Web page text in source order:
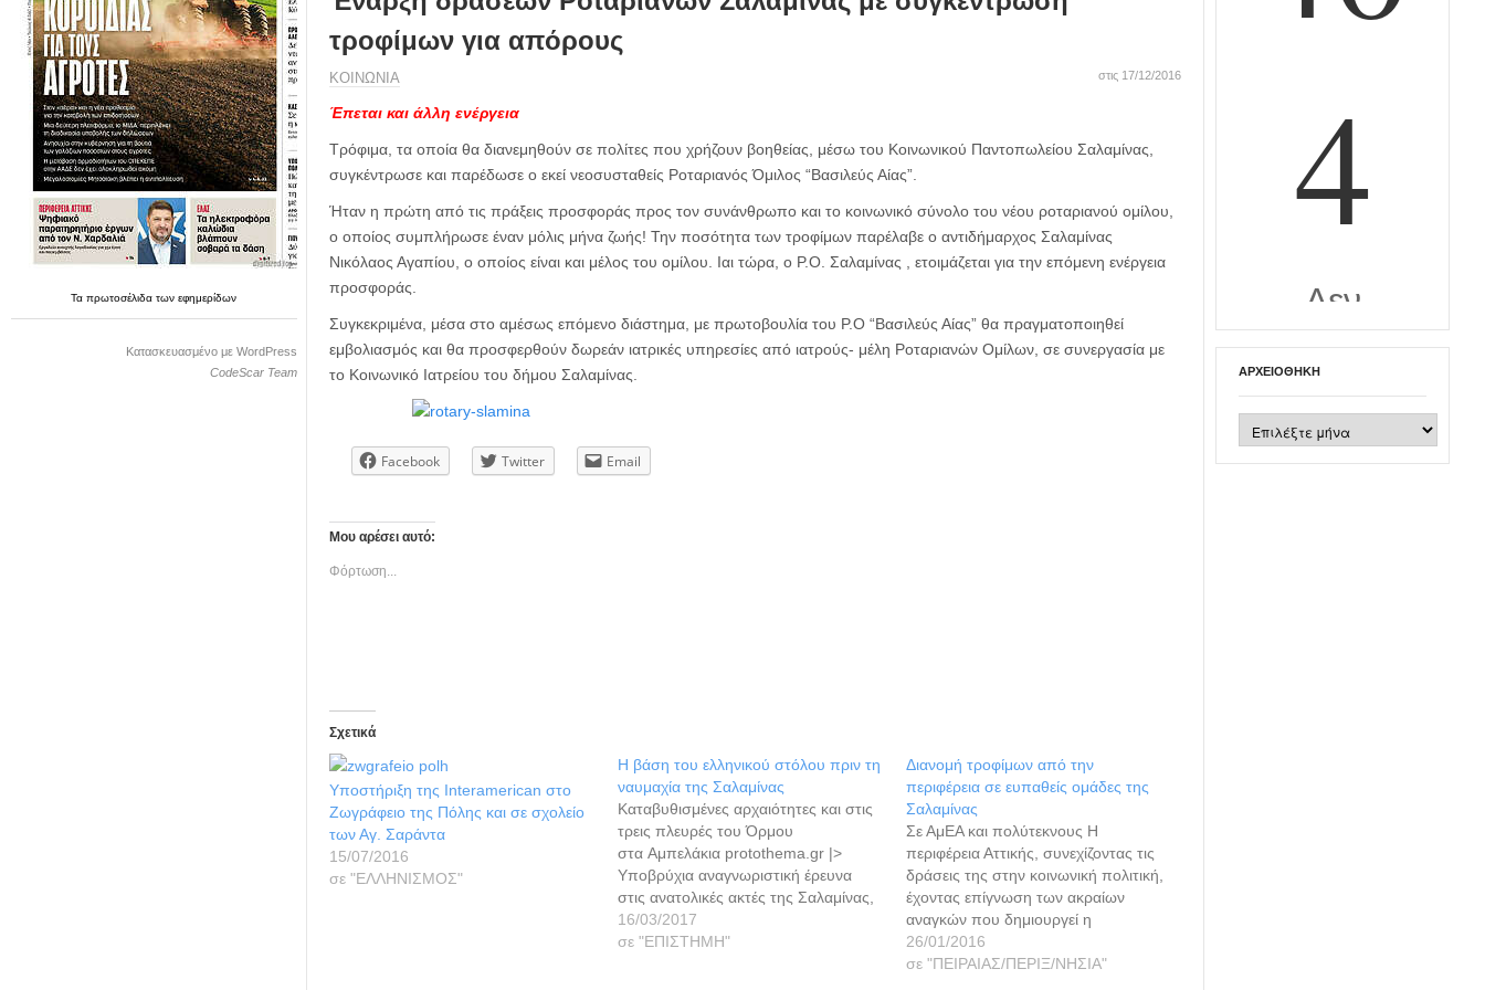
Ταπρωτοσέλιδατωνεφημερίδων
Κατασκευασμένο με WordPress
CodeScar Team
τροφίμων για απόρους
ΚΟΙΝΩΝΙΑ στις 17/12/2016
Έπεται και άλλη ενέργεια
Τρόφιμα, τα οποία θα διανεμηθούν σε πολίτες που χρήζουν βοηθείας, μέσω του Κοινωνικού Παντοπωλείου Σαλαμίνας,
συγκέντρωσε και παρέδωσε ο εκεί νεοσυσταθείς Ροταριανός Όμιλος “Βασιλεύς Αίας”.
Ήταν η πρώτη από τις πράξεις προσφοράς προς τον συνάνθρωπο και το κοινωνικό σύνολο του νέου ροταριανού ομίλου,
ο οποίος συμπλήρωσε έναν μόλις μήνα ζωής! Την ποσότητα των τροφίμων παρέλαβε ο αντιδήμαρχος Σαλαμίνας
Νικόλαος Αγαπίου, ο οποίος είναι και μέλος του ομίλου. Ιαι τώρα, ο Ρ.Ο. Σαλαμίνας , ετοιμάζεται για την επόμενη ενέργεια
προσφοράς.
Συγκεκριμένα, μέσα στο αμέσως επόμενο διάστημα, με πρωτοβουλία του Ρ.Ο “Βασιλεύς Αίας” θα πραγματοποιηθεί
εμβολιασμός και θα προσφερθούν δωρεάν ιατρικές υπηρεσίες από ιατρούς- μέλη Ροταριανών Ομίλων, σε συνεργασία με
το Κοινωνικό Ιατρείου του δήμου Σαλαμίνας.
Facebook Twitter Email
Μου αρέσει αυτό:
Φόρτωση...
Σχετικά
Υποστήριξη της Interamerican στο
Ζωγράφειο της Πόλης και σε σχολείο
των Αγ. Σαράντα
15/07/2016
σε "ΕΛΛΗΝΙΣΜΟΣ"
Η βάση του ελληνικού στόλου πριν τη
ναυμαχία της Σαλαμίνας
Καταβυθισμένες αρχαιότητες και στις
τρεις πλευρές του Όρμου
στα Αμπελάκια protothema.gr |>
Υποβρύχια αναγνωριστική έρευνα
στις ανατολικές ακτές της Σαλαμίνας,
συγκεκριμένα στην περιοχή
Αμπελακίου-Κυνόσουρας, η πρώτη
16/03/2017
σε "ΕΠΙΣΤΗΜΗ"
Διανομή τροφίμων από την
περιφέρεια σε ευπαθείς ομάδες της
Σαλαμίνας
Σε ΑμΕΑ και πολύτεκνους Η
περιφέρεια Αττικής, συνεχίζοντας τις
δράσεις της στην κοινωνική πολιτική,
έχοντας επίγνωση των ακραίων
αναγκών που δημιουργεί η
ανθρωπιστική κρίση, τόσο σε
οικονομικό, όσο και σε κοινωνικό
26/01/2016
σε "ΠΕΙΡΑΙΑΣ/ΠΕΡΙΞ/ΝΗΣΙΑ"
ΑΡΧΕΙΟΘΉΚΗ